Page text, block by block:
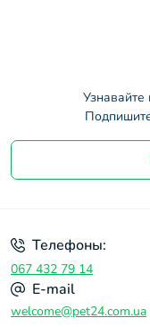
Узнавайте
Телефоны:
067 432 79 14
E-mail
welcome@pet24.com.ua